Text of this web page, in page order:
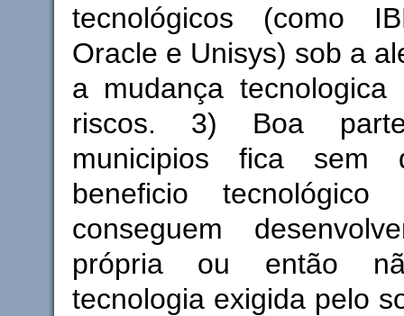
tecnológicos (como
Oracle e Unisys) sob a
a mudança
riscos. 3) Boa
municipios fica sem
beneficio
conseguem
própria ou então
tecnologia exigida pelo